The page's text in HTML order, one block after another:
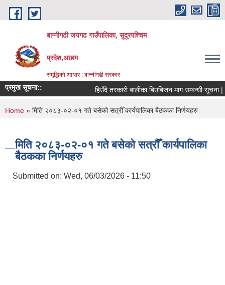
Skip to main content
बान्नीगढी जयगढ गाउँपालिका, सुदूरपश्चिम
प्रदेश,अछाम
समृद्धिको आधार : बान्नीगढी सरकार
प्रमुख सूचना:: हिउँदे तरकारी बालीका बिउबिजन माग सम्बन्धी सूचना |
You are here
Home » मिति २०८३-०२-०१ गते बसेको सत्रौँ कार्यपालिका बैठकका निर्णयहरु
मिति २०८३-०२-०१ गते बसेको सत्रौँ कार्यपालिका
बैठकका निर्णयहरु
Submitted on: Wed, 06/03/2026 - 11:50